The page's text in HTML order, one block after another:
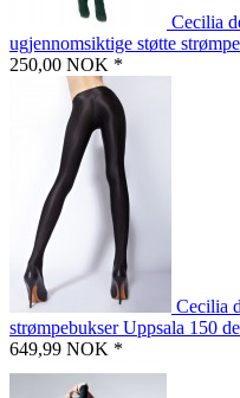
Cecilia
ugjennomsiktige støtte
250,00 NOK *
Cecilia
strømpebukser Uppsala 150
649,99 NOK *